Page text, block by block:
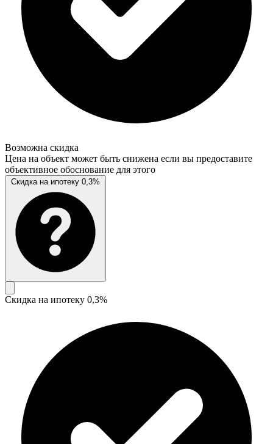
Возможна скидка
Цена на объект может быть снижена если вы предоставите
объективное обоснование для этого
Скидка на ипотеку 0,3%
Скидка на ипотеку 0,3%